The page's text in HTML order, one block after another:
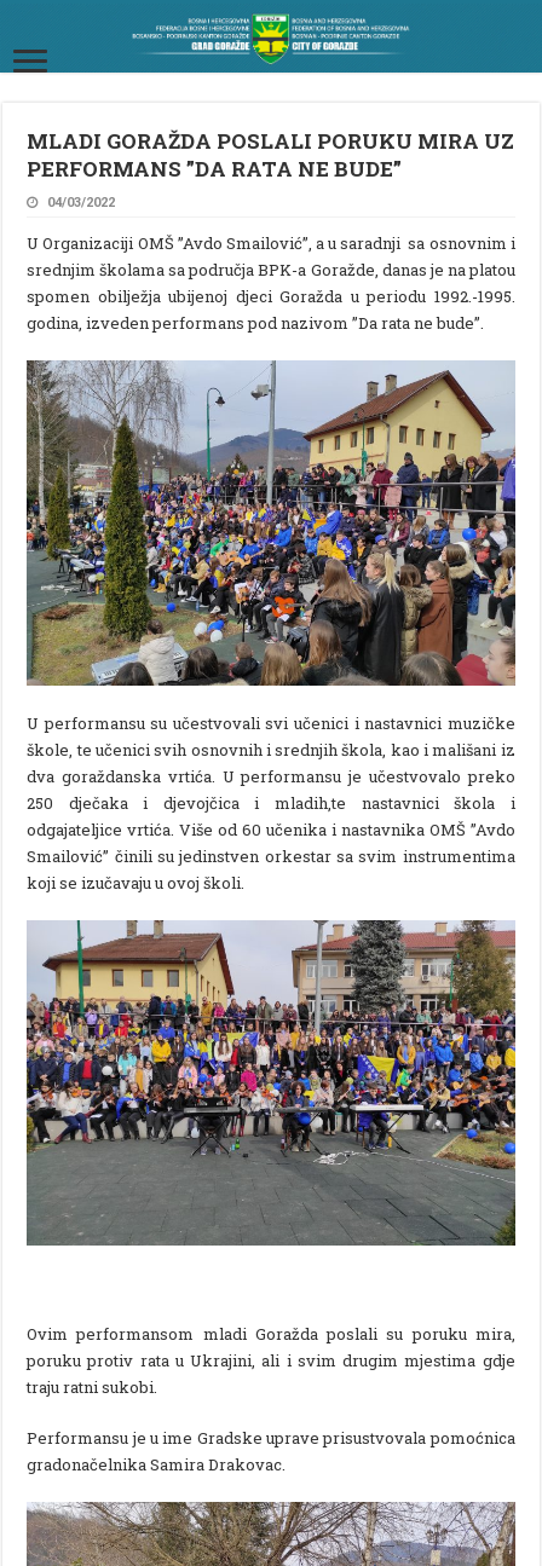
MLADI GORAŽDA POSLALI PORUKU MIRA UZ
PERFORMANS ”DA RATA NE BUDE”
04/03/2022
U Organizaciji OMŠ ”Avdo Smailović”, a u saradnji sa osnovnim i
srednjim školama sa područja BPK-a Goražde, danas je na platou
spomen obilježja ubijenoj djeci Goražda u periodu 1992.-1995.
godina, izveden performans pod nazivom ”Da rata ne bude”.
U performansu su učestvovali svi učenici i nastavnici muzičke
škole, te učenici svih osnovnih i srednjih škola, kao i mališani iz
dva goraždanska vrtića. U performansu je učestvovalo preko
250 dječaka i djevojčica i mladih,te nastavnici škola i
odgajateljice vrtića. Više od 60 učenika i nastavnika OMŠ ”Avdo
Smailović” činili su jedinstven orkestar sa svim instrumentima
koji se izučavaju u ovoj školi.
Ovim performansom mladi Goražda poslali su poruku mira,
poruku protiv rata u Ukrajini, ali i svim drugim mjestima gdje
traju ratni sukobi.
Performansu je u ime Gradske uprave prisustvovala pomoćnica
gradonačelnika Samira Drakovac.